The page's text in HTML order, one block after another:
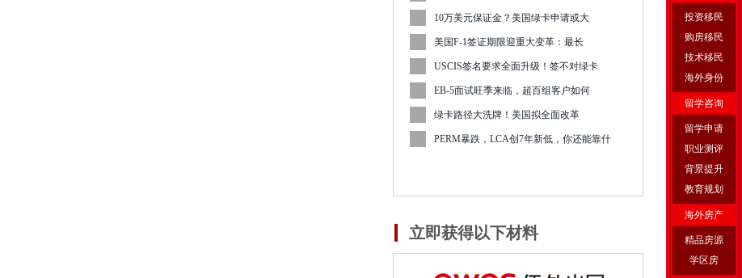
10万美元保证金？美国绿卡申请或大
美国F-1签证期限迎重大变革：最长
USCIS签名要求全面升级！签不对绿卡
EB-5面试旺季来临，超百组客户如何
绿卡路径大洗牌！美国拟全面改革
PERM暴跌，LCA创7年新低，你还能靠什
立即获得以下材料
投资移民
购房移民
技术移民
海外身份
留学咨询
留学申请
职业测评
背景提升
教育规划
海外房产
精品房源
学区房